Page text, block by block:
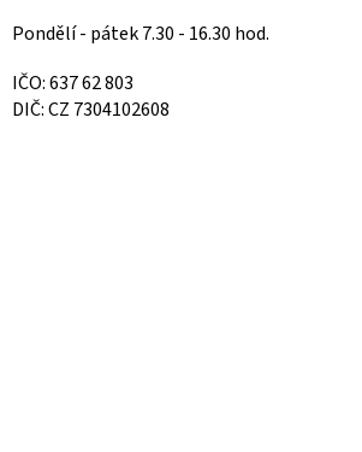
Pondělí - pátek 7.30 - 16.30 hod.
IČO: 637 62 803
DIČ: CZ 7304102608